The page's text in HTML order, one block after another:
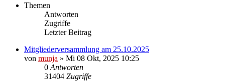
Themen
Antworten
Zugriffe
Letzter Beitrag
Mitgliederversammlung am 25.10.2025
von munja » Mi 08 Okt, 2025 10:25
0 Antworten
31404 Zugriffe